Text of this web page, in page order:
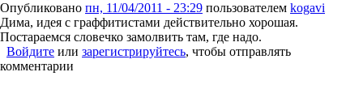
Опубликовано пн, 11/04/2011 - 23:29 пользователем kogavi
Дима, идея с граффитистами действительно хорошая.
Постараемся словечко замолвить там, где надо.
Войдите или зарегистрируйтесь, чтобы отправлять
комментарии